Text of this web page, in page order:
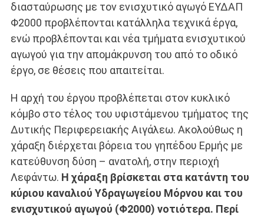
διασταύρωσης με τον ενισχυτικό αγωγό ΕΥΔΑΠ
Φ2000 προβλέπονται κατάλληλα τεχνικά έργα,
ενώ προβλέπονται και νέα τμήματα ενισχυτικού
αγωγού για την απομάκρυνση του από το οδικό
έργο, σε θέσεις που απαιτείται.
Η αρχή του έργου προβλέπεται στον κυκλικό
κόμβο στο τέλος του υφιστάμενου τμήματος της
Δυτικής Περιφερειακής Αιγάλεω. Ακολούθως η
χάραξη διέρχεται βόρεια του γηπέδου Ερμής με
κατεύθυνση δύση – ανατολή, στην περιοχή
Λεφάντω. Η χάραξη βρίσκεται στα κατάντη του
κύριου καναλιού Υδραγωγείου Μόρνου και του
ενισχυτικού αγωγού (Φ2000) νοτιότερα. Περί